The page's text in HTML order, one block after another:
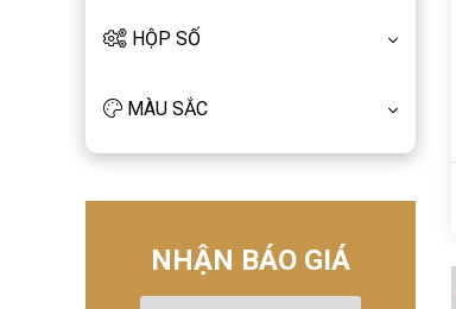
HỘP SỐ
MÀU SẮC
NHẬN BÁO GIÁ